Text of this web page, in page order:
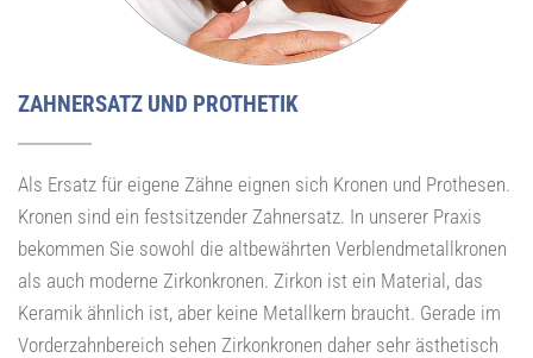
ZAHNERSATZ UND PROTHETIK
Als Ersatz für eigene Zähne eignen sich Kronen und Prothesen.
Kronen sind ein festsitzender Zahnersatz. In unserer Praxis
bekommen Sie sowohl die altbewährten Verblendmetallkronen
als auch moderne Zirkonkronen. Zirkon ist ein Material, das
Keramik ähnlich ist, aber keine Metallkern braucht. Gerade im
Vorderzahnbereich sehen Zirkonkronen daher sehr ästhetisch